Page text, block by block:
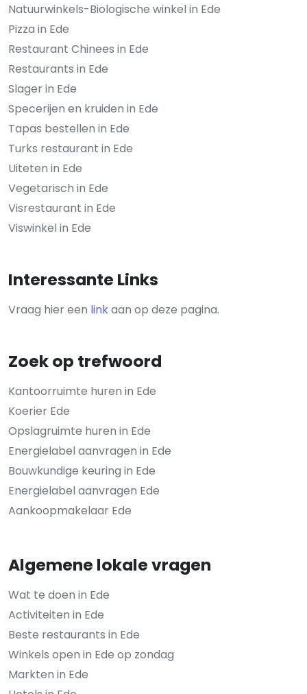
Natuurwinkels-Biologische winkel in Ede
Pizza in Ede
Restaurant Chinees in Ede
Restaurants in Ede
Slager in Ede
Specerijen en kruiden in Ede
Tapas bestellen in Ede
Turks restaurant in Ede
Uiteten in Ede
Vegetarisch in Ede
Visrestaurant in Ede
Viswinkel in Ede
Interessante Links
Vraag hier een linkaan op deze pagina.
Zoek op trefwoord
Kantoorruimte huren in Ede
Koerier Ede
Opslagruimte huren in Ede
Energielabel aanvragen in Ede
Bouwkundige keuring in Ede
Energielabel aanvragen Ede
Aankoopmakelaar Ede
Algemene lokale vragen
Wat te doen in Ede
Activiteiten in Ede
Beste restaurants in Ede
Winkels open in Ede op zondag
Markten in Ede